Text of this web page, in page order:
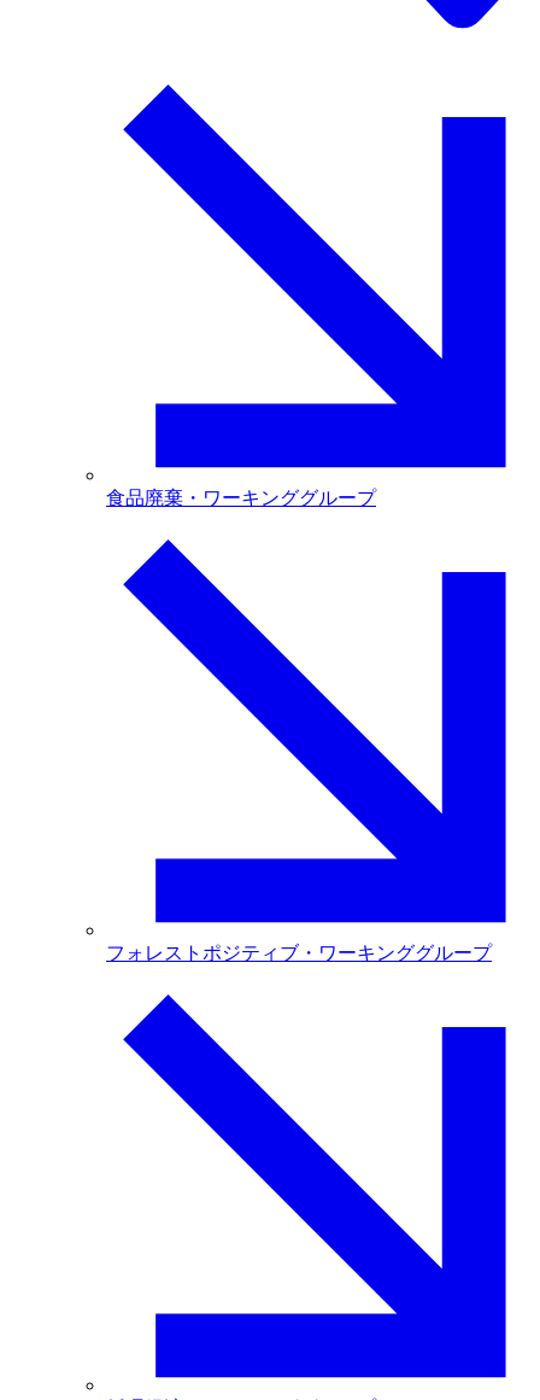
食品廃棄・ワーキンググループ
フォレストポジティブ・ワーキンググループ